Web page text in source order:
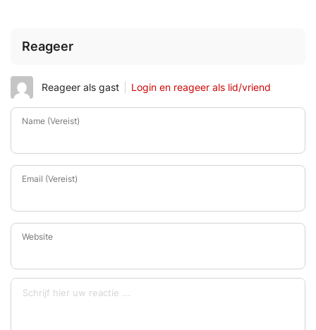
Reageer
Reageer als gast Login en reageer als lid/vriend
Name (Vereist)
Email (Vereist)
Website